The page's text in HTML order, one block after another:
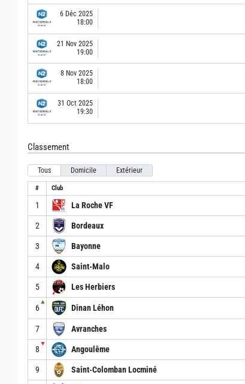
6 Déc 2025
18:00
21 Nov 2025
19:00
8 Nov 2025
18:00
31 Oct 2025
19:30
Classement
Tous Domicile Extérieur
# Club
1 La Roche VF
2 Bordeaux
3 Bayonne
4 Saint-Malo
5 Les Herbiers
6
▲
Dinan Léhon
7 Avranches
8
▼
Angoulême
9 Saint-Colomban Locminé